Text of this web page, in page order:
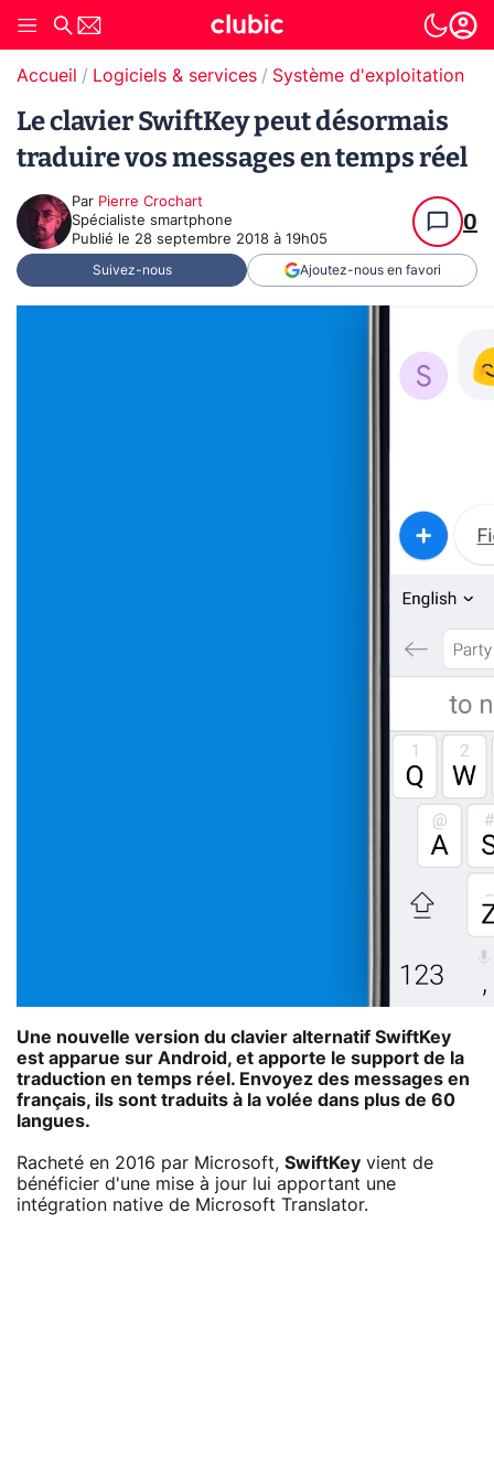
Accueil Logiciels & services Système d'exploitation
Le clavier SwiftKey peut désormais
traduire vos messages en temps réel
Par Pierre Crochart
Spécialiste smartphone
Publié le 28 septembre 2018 à 19h05
0
Suivez-nous Ajoutez-nous en favori
Une nouvelle version du clavier alternatif SwiftKey
est apparue sur Android, et apporte le support de la
traduction en temps réel. Envoyez des messages en
français, ils sont traduits à la volée dans plus de 60
langues.
Racheté en 2016 par Microsoft, SwiftKey vient de
bénéficier d'une mise à jour lui apportant une
intégration native de Microsoft Translator.